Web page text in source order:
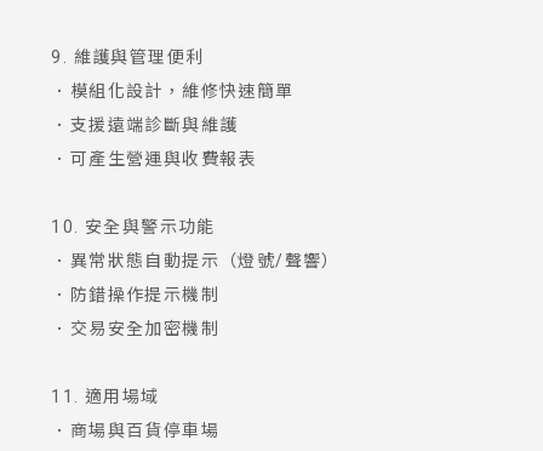
9. 維護與管理便利
．模組化設計，維修快速簡單
．支援遠端診斷與維護
．可產生營運與收費報表
10. 安全與警示功能
．異常狀態自動提示（燈號/聲響）
．防錯操作提示機制
．交易安全加密機制
11. 適用場域
．商場與百貨停車場